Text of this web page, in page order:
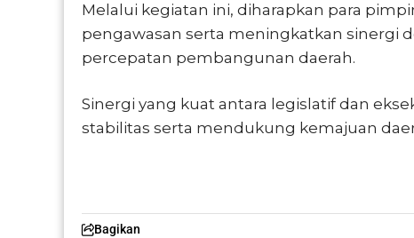
Melalui kegiatan ini, diharapkan para
pengawasan serta meningkatkan sinergi
percepatan pembangunan daerah.
Sinergi yang kuat antara legislatif dan
stabilitas serta mendukung kemajuan
Bagikan